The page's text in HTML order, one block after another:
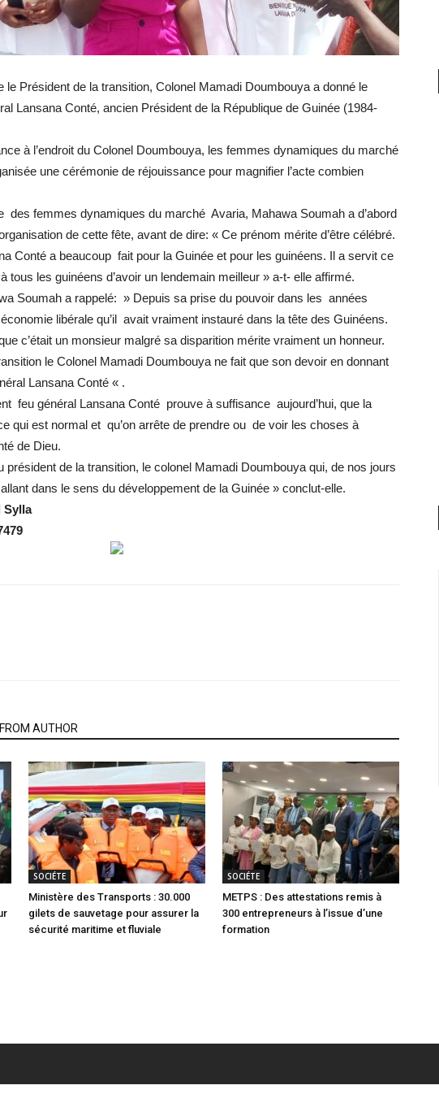
le Président de la transition, Colonel Mamadi Doumbouya a donné le
Lansana Conté, ancien Président de la République de Guinée (1984-
à l’endroit du Colonel Doumbouya, les femmes dynamiques du marché
une cérémonie de réjouissance pour magnifier l’acte combien
des femmes dynamiques du marché Avaria, Mahawa Soumah a d’abord
de cette fête, avant de dire: « Ce prénom mérite d’être célébré.
Conté a beaucoup fait pour la Guinée et pour les guinéens. Il a servit ce
tous les guinéens d’avoir un lendemain meilleur » a-t- elle affirmé.
Soumah a rappelé: » Depuis sa prise du pouvoir dans les années
libérale qu’il avait vraiment instauré dans la tête des Guinéens.
c’était un monsieur malgré sa disparition mérite vraiment un honneur.
le Colonel Mamadi Doumbouya ne fait que son devoir en donnant
Lansana Conté « .
feu général Lansana Conté prouve à suffisance aujourd’hui, que la
qui est normal et qu’on arrête de prendre ou de voir les choses à
de Dieu.
président de la transition, le colonel Mamadi Doumbouya qui, de nos jours
dans le sens du développement de la Guinée » conclut-elle.
Sylla
AUTHOR
SOCIÉTE
Ministère des Transports : 30.000
gilets de sauvetage pour assurer la
sécurité maritime et fluviale
SOCIÉTE
METPS : Des attestations remis à
300 entrepreneurs à l’issue d’une
formation